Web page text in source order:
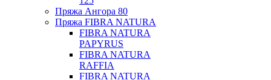
Пряжа Ангора 80
Пряжа FIBRA NATURA
FIBRA NATURA
PAPYRUS
FIBRA NATURA
RAFFIA
FIBRA NATURA